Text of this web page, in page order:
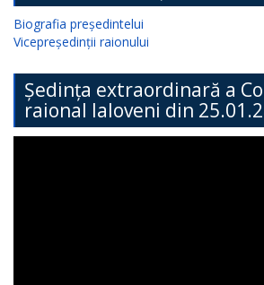
Biografia președintelui
Vicepreședinții raionului
Ședința extraordinară a
raional Ialoveni din